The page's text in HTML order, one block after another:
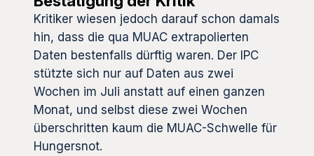
Kritiker wiesen jedoch darauf schon damals
hin, dass die qua MUAC extrapolierten
Daten bestenfalls dürftig waren. Der IPC
stützte sich nur auf Daten aus zwei
Wochen im Juli anstatt auf einen ganzen
Monat, und selbst diese zwei Wochen
überschritten kaum die MUAC-Schwelle für
Hungersnot.